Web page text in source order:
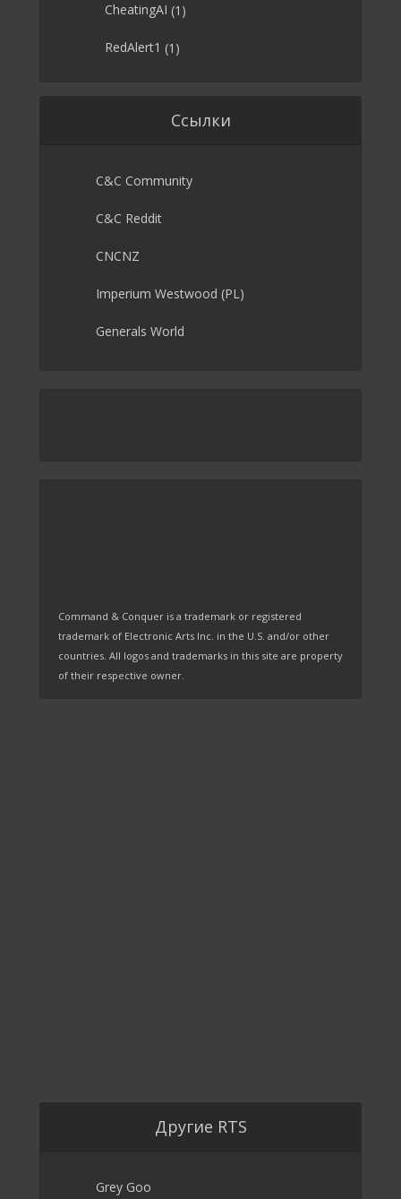
CheatingAI (1)
RedAlert1 (1)
Ссылки
C&C Community
C&C Reddit
CNCNZ
Imperium Westwood (PL)
Generals World
Command & Conquer is a trademark or registered
trademark of Electronic Arts Inc. in the U.S. and/or other
countries. All logos and trademarks in this site are property
of their respective owner.
Другие RTS
Grey Goo